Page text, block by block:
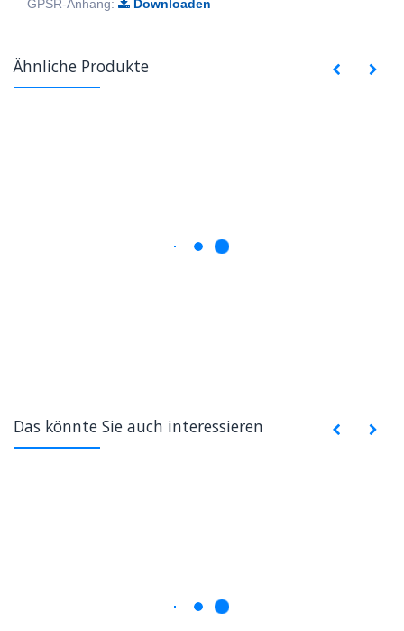
GPSR-Anhang: Downloaden
Ähnliche Produkte
Das könnte Sie auch interessieren